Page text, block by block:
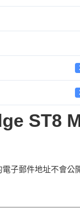
ST8
子郵件地址不會公